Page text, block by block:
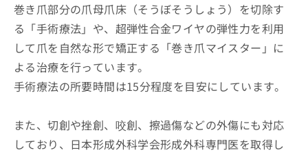
巻き爪部分の爪母爪床（そうぼそうしょう）を切除す
る「手術療法」や、超弾性合金ワイヤの弾性力を利用
して爪を自然な形で矯正する「巻き爪マイスター」に
よる治療を行っています。
手術療法の所要時間は15分程度を目安にしています。
また、切創や挫創、咬創、擦過傷などの外傷にも対応
しており、日本形成外科学会形成外科専門医を取得し